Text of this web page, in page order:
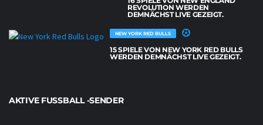
REVOLUTION WERDEN
DEMNÄCHST LIVE GEZEIGT.
NEW YORK RED BULLS
15 SPIELE VON NEW YORK RED BULLS
WERDEN DEMNÄCHST LIVE GEZEIGT.
AKTIVE FUSSBALL -SENDER